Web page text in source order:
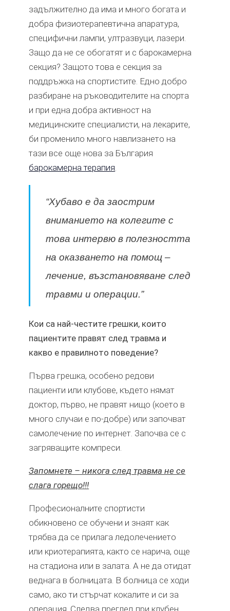
задължително да има и много богата и
добра физиотерапевтична апаратура,
специфични лампи, ултразвуци, лазери.
Защо да не се обогатят и с барокамерна
секция? Защото това е секция за
поддръжка на спортистите. Едно добро
разбиране на ръководителите на спорта
и при една добра активност на
медицинските специалисти, на лекарите,
би променило много навлизането на
тази все още нова за България
барокамерна терапия.
“Хубаво е да заострим
вниманието на колегите с
това интервю в полезността
на оказването на помощ –
лечение, възстановяване след
травми и операции.”
Кои са най-честите грешки, които
пациентите правят след травма и
какво е правилното поведение?
Първа грешка, особено редови
пациенти или клубове, където нямат
доктор, първо, не правят нищо (което в
много случаи е по-добре) или започват
самолечение по интернет. Започва се с
загряващите компреси.
Запомнете – никога след травма не се
слага горещо!!!
Професионалните спортисти
обикновено се обучени и знаят как
трябва да се прилага ледолечението
или криотерапията, както се нарича, още
на стадиона или в залата. А не да отидат
веднага в болницата. В болница се ходи
само, ако ти стърчат кокалите и си за
операция. Следва преглед при клубен